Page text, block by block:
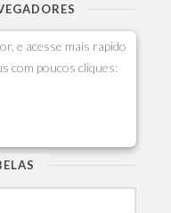
e acesse mais rapido
com poucos cliques: